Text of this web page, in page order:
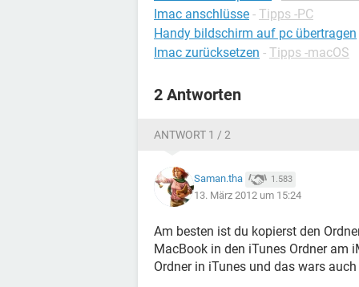
Imac anschlüsse - Tipps -PC
Handy bildschirm auf pc übertragen
Imac zurücksetzen - Tipps -macOS
2 Antworten
ANTWORT 1 / 2
Saman.tha 1.583
13. März 2012 um 15:24
Am besten ist du kopierst den
MacBook in den iTunes Ordner am
Ordner in iTunes und das wars